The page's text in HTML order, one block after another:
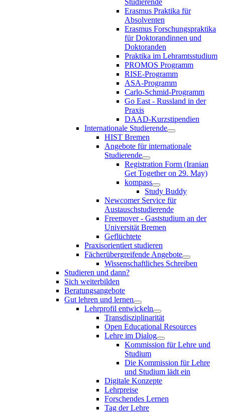
Erasmus Praktika für
Absolventen
Erasmus Forschungspraktika
für Doktorandinnen und
Doktoranden
Praktika im Lehramtsstudium
PROMOS Programm
RISE-Programm
ASA-Programm
Carlo-Schmid-Programm
Go East - Russland in der
Praxis
DAAD-Kurzstipendien
Internationale Studierende
HIST Bremen
Angebote für internationale
Studierende
Registration Form (Iranian
Get Together on 29. May)
kompass
Study Buddy
Newcomer Service für
Austauschstudierende
Freemover - Gaststudium an der
Universität Bremen
Geflüchtete
Praxisorientiert studieren
Fächerübergreifende Angebote
Wissenschaftliches Schreiben
Studieren und dann?
Sich weiterbilden
Beratungsangebote
Gut lehren und lernen
Lehrprofil entwickeln
Transdisziplinarität
Open Educational Resources
Lehre im Dialog
Kommission für Lehre und
Studium
Die Kommission für Lehre
und Studium lädt ein
Digitale Konzepte
Lehrpreise
Forschendes Lernen
Tag der Lehre